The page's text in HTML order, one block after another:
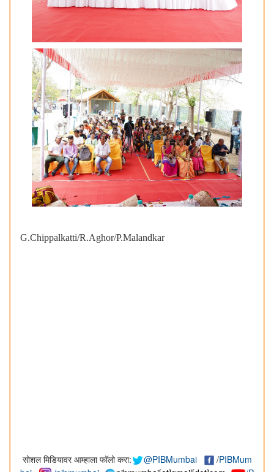
G.Chippalkatti/R.Aghor/P.Malandkar
सोशल मिडियावर आम्हाला फॉलो करा: @PIBMumbai /PIBMum